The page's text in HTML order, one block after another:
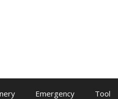
Emergency Tool